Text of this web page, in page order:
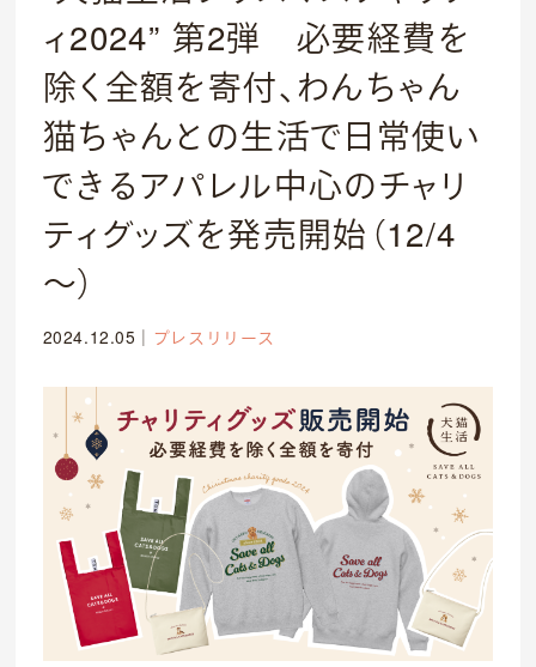
ィ2024” 第2弾 必要経費を
除く全額を寄付、わんちゃん
猫ちゃんとの生活で日常使い
できるアパレル中心のチャリ
ティグッズを発売開始（12/4
～）
2024.12.05 ｜ プレスリリース